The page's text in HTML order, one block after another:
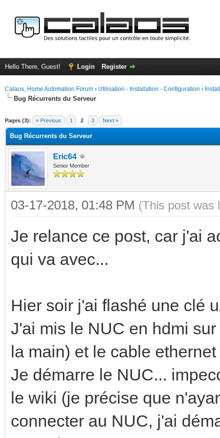
Hello There, Guest! Login Register
Calaos, Home Automation Forum › Utilisation - Installation - Configuration ›
Bug Récurrents du Serveur
Pages (3): « Previous 1 2 3 Next »
Bug Récurrents du Serveur
Eric64
Senior Member
03-17-2018, 01:48 PM (This post was
Je relance ce post, car j'ai
qui va avec...
Hier soir j'ai flashé une clé
J'ai mis le NUC en hdmi
la main) et le cable
Je démarre le NUC...
le wiki (je précise que
connecter au NUC, j'ai